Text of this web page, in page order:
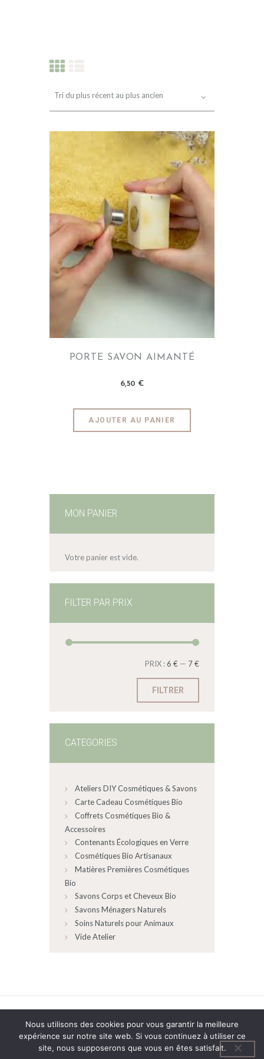
INFOS
PORTE SAVON AIMANTÉ
6 50 €
AJOUTER AU PANIER
MON PANIER
Votre panier est vide.
FILTER PAR PRIX
FILTRER
PRIX :6 € — 7 €
CATEGORIES
Ateliers DIY Cosmétiques & Savons
Carte Cadeau Cosmétiques Bio
Coffrets Cosmétiques Bio &
Accessoires
Contenants Écologiques en Verre
Cosmétiques Bio Artisanaux
Matières Premières Cosmétiques
Bio
Savons Corps et Cheveux Bio
Savons Ménagers Naturels
Soins Naturels pour Animaux
Vide Atelier
AncoraThemes© 2026 All rights reserved.
Politique de confidentialité
Nous utilisons des cookies pour vous garantir la meilleure
expérience sur notre site web. Si vous continuez à utiliser ce
site, nous supposerons que vous en êtes satisfait.